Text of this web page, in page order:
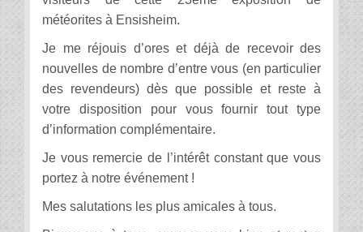
météorites à Ensisheim.
Je me réjouis d’ores et déjà de recevoir des
nouvelles de nombre d’entre vous (en particulier
des revendeurs) dès que possible et reste à
votre disposition pour vous fournir tout type
d’information complémentaire.
Je vous remercie de l’intérêt constant que vous
portez à notre événement !
Mes salutations les plus amicales à tous.